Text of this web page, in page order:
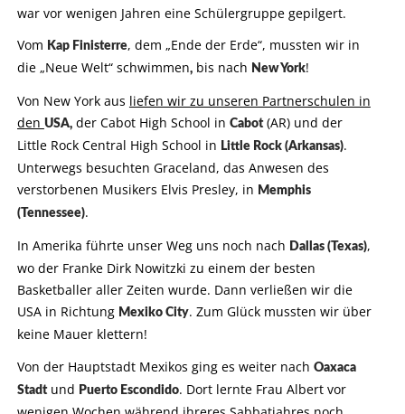
war vor wenigen Jahren eine Schülergruppe gepilgert.
Vom Kap Finisterre, dem „Ende der Erde“, mussten wir in
die „Neue Welt“ schwimmen,bis nach New York!
Von New York aus liefen wir zu unseren Partnerschulen in
den USA,der Cabot High School in Cabot(AR) und der
Little Rock Central High School in Little Rock (Arkansas).
Unterwegs besuchten Graceland, das Anwesen des
verstorbenen Musikers Elvis Presley, in Memphis
(Tennessee).
In Amerika führte unser Weg uns noch nach Dallas (Texas),
wo der Franke Dirk Nowitzki zu einem der besten
Basketballer aller Zeiten wurde. Dann verließen wir die
USA in Richtung Mexiko City. Zum Glück mussten wir über
keine Mauer klettern!
Von der Hauptstadt Mexikos ging es weiter nach Oaxaca
Stadtund Puerto Escondido. Dort lernte Frau Albert vor